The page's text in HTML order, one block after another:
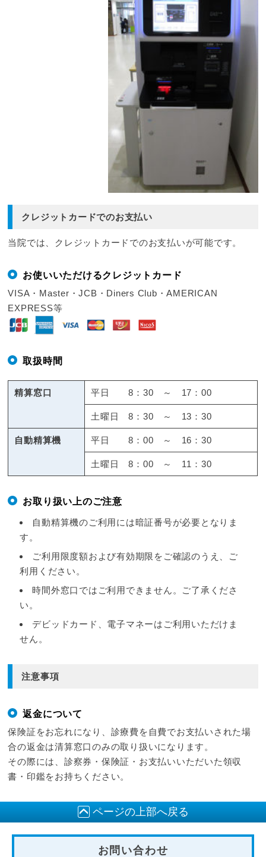
クレジットカードでのお支払い
当院では、クレジットカードでのお支払いが可能です。
お使いいただけるクレジットカード
VISA・Master・JCB・Diners Club・AMERICAN
EXPRESS等
取扱時間
精算窓口 平日 8：30 ～ 17：00
土曜日 8：30 ～ 13：30
自動精算機 平日 8：00 ～ 16：30
土曜日 8：00 ～ 11：30
お取り扱い上のご注意
自動精算機のご利用には暗証番号が必要となりま
す。
ご利用限度額および有効期限をご確認のうえ、ご
利用ください。
時間外窓口ではご利用できません。ご了承くださ
い。
デビッドカード、電子マネーはご利用いただけま
せん。
注意事項
返金について
保険証をお忘れになり、診療費を自費でお支払いされた場
合の返金は清算窓口のみの取り扱いになります。
その際には、診察券・保険証・お支払いいただいた領収
書・印鑑をお持ちください。
ページの上部へ戻る
お問い合わせ